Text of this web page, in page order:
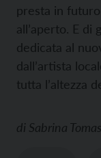
presta in
all’aperto. E di
dedicata al
dall’artista
tutta l’altezza
di Sabrina